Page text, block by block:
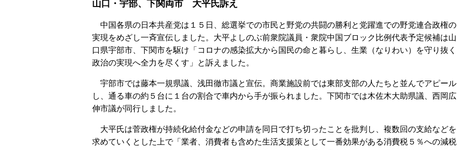
山口・宇部、下関両市 大平氏訴え
中国各県の日本共産党は１５日、総選挙での市民と野党の共闘の勝利と党躍進での野党連合政権の
実現をめざし一斉宣伝しました。大平よしのぶ前衆院議員・衆院中国ブロック比例代表予定候補は山
口県宇部市、下関市を駆け「コロナの感染拡大から国民の命と暮らし、生業（なりわい）を守り抜く
政治の実現へ全力を尽くす」と訴えました。
宇部市では藤本一規県議、浅田徹市議と宣伝。商業施設前では東部支部の人たちと並んでアピール
し、通る車の約５台に１台の割合で車内から手が振られました。下関市では木佐木大助県議、西岡広
伸市議が同行しました。
大平氏は菅政権が持続化給付金などの申請を同日で打ち切ったことを批判し、複数回の支給などを
求めていくとした上で「業者、消費者も含めた生活支援策として一番効果がある消費税５％への減税